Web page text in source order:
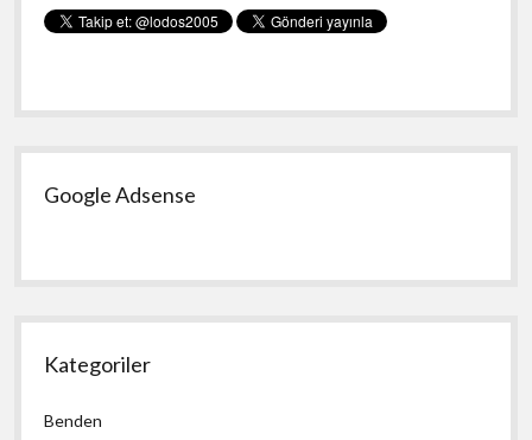
Google Adsense
Kategoriler
Benden